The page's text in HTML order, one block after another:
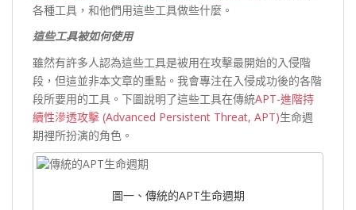
各種工具，和他們用這些工具做些什麼。
這些工具被如何使用
雖然有許多人認為這些工具是被用在攻擊最開始的入侵階
段，但這並非本文章的重點。我會專注在入侵成功後的各階
段所要用的工具。下圖說明了這些工具在傳統APT-進階持
續性滲透攻擊 (Advanced Persistent Threat, APT)生命週
期裡所扮演的角色。
圖一、傳統的APT生命週期